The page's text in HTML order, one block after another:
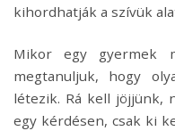
kihordhatják a szívük
Mikor egy gyermek
megtanuljuk, hogy
létezik. Rá kell jöjjünk,
egy kérdésen, csak ki